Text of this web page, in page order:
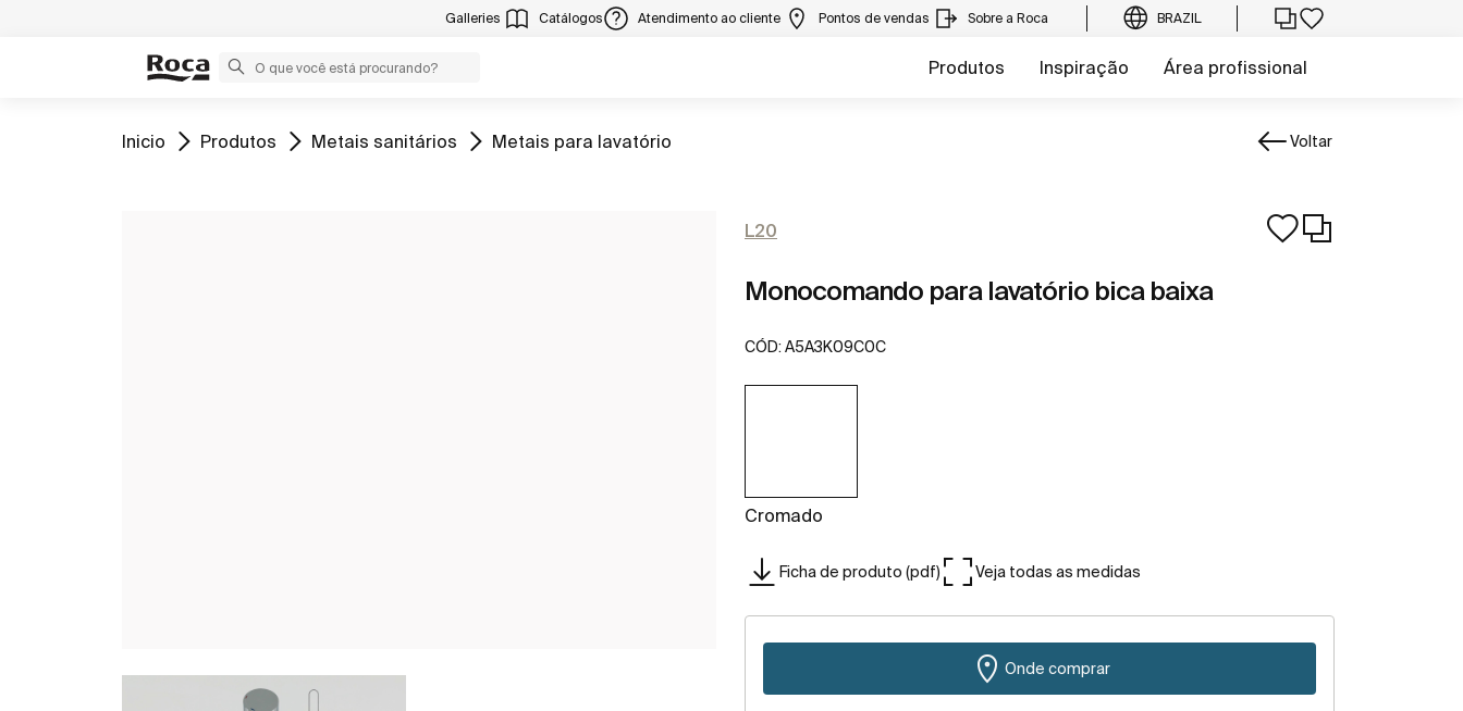
Galleries Catálogos Atendimento ao cliente Pontos de vendas Sobre a Roca BRAZIL
Produtos Inspiração Área profissional
Ir para
Inicio Ir para
Produtos Ir para
Metais sanitários Ir para
Metais para lavatório Voltar
L20
Monocomando para lavatório bica baixa
CÓD: A5A3K09C0C
Cromado
Ficha de produto (pdf) Veja todas as medidas
Onde comprar